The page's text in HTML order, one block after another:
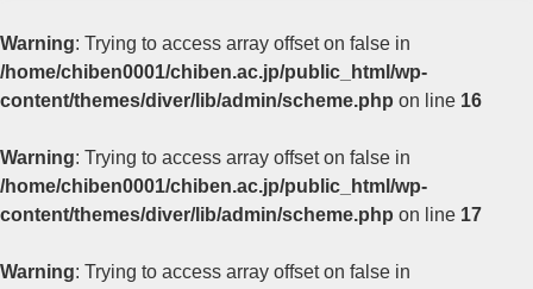
Warning: Trying to access array offset on false in
/home/chiben0001/chiben.ac.jp/public_html/wp-
content/themes/diver/lib/admin/scheme.php on line 16
Warning: Trying to access array offset on false in
/home/chiben0001/chiben.ac.jp/public_html/wp-
content/themes/diver/lib/admin/scheme.php on line 17
Warning: Trying to access array offset on false in